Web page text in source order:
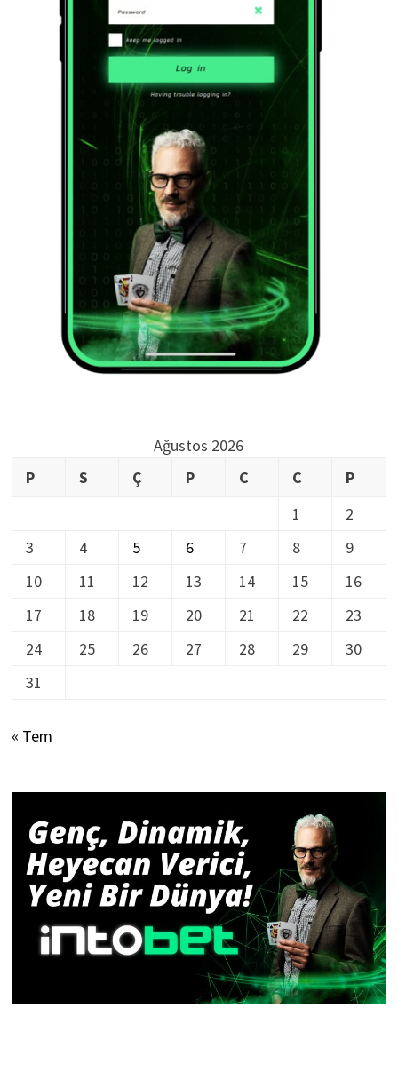
Ağustos 2026
P
S Ç P C C
P
1
2
3
4 5 6 7 8
9
10
11 12 13 14 15
16
17
18 19 20 21 22
23
24
25 26 27 28 29
30
31
« Tem